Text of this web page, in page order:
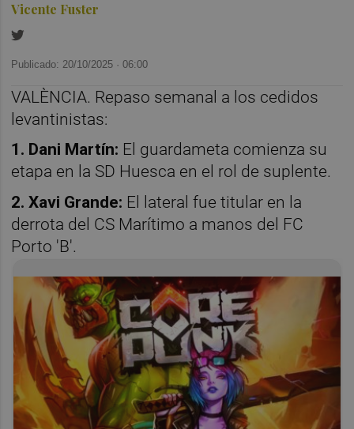
Vicente Fuster
Publicado: 20/10/2025 ·06:00
VALÈNCIA. Repaso semanal a los cedidos
levantinistas:
1. Dani Martín: El guardameta comienza su
etapa en la SD Huesca en el rol de suplente.
2. Xavi Grande: El lateral fue titular en la
derrota del CS Marítimo a manos del FC
Porto 'B'.